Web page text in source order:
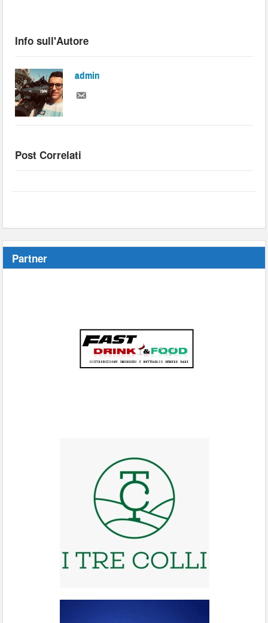
Info sull'Autore
admin
Post Correlati
Partner